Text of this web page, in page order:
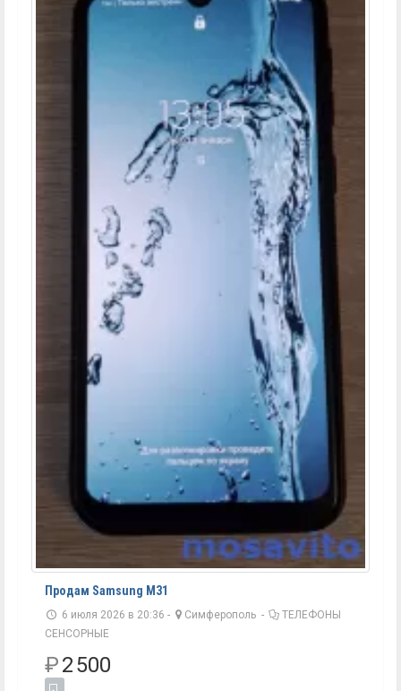
Продам Samsung M31
6 июля 2026 в 20:36 - Симферополь -
ТЕЛЕФОНЫ
СЕНСОРНЫЕ
₽2 500